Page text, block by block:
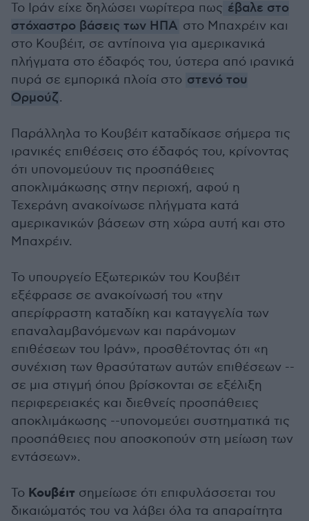
Το Ιράν είχε δηλώσει νωρίτερα πως έβαλε στο
στόχαστρο βάσεις των ΗΠΑ στο Μπαχρέιν και
στο Κουβέιτ, σε αντίποινα για αμερικανικά
πλήγματα στο έδαφός του, ύστερα από ιρανικά
πυρά σε εμπορικά πλοία στο στενό του
Ορμούζ.
Παράλληλα το Κουβέιτ καταδίκασε σήμερα τις
ιρανικές επιθέσεις στο έδαφός του, κρίνοντας
ότι υπονομεύουν τις προσπάθειες
αποκλιμάκωσης στην περιοχή, αφού η
Τεχεράνη ανακοίνωσε πλήγματα κατά
αμερικανικών βάσεων στη χώρα αυτή και στο
Μπαχρέιν.
Το υπουργείο Εξωτερικών του Κουβέιτ
εξέφρασε σε ανακοίνωσή του «την
απερίφραστη καταδίκη και καταγγελία των
επαναλαμβανόμενων και παράνομων
επιθέσεων του Ιράν», προσθέτοντας ότι «η
συνέχιση των θρασύτατων αυτών επιθέσεων --
σε μια στιγμή όπου βρίσκονται σε εξέλιξη
περιφερειακές και διεθνείς προσπάθειες
αποκλιμάκωσης --υπονομεύει συστηματικά τις
προσπάθειες που αποσκοπούν στη μείωση των
εντάσεων».
Το Κουβέιτ σημείωσε ότι επιφυλάσσεται του
δικαιώματός του να λάβει όλα τα απαραίτητα